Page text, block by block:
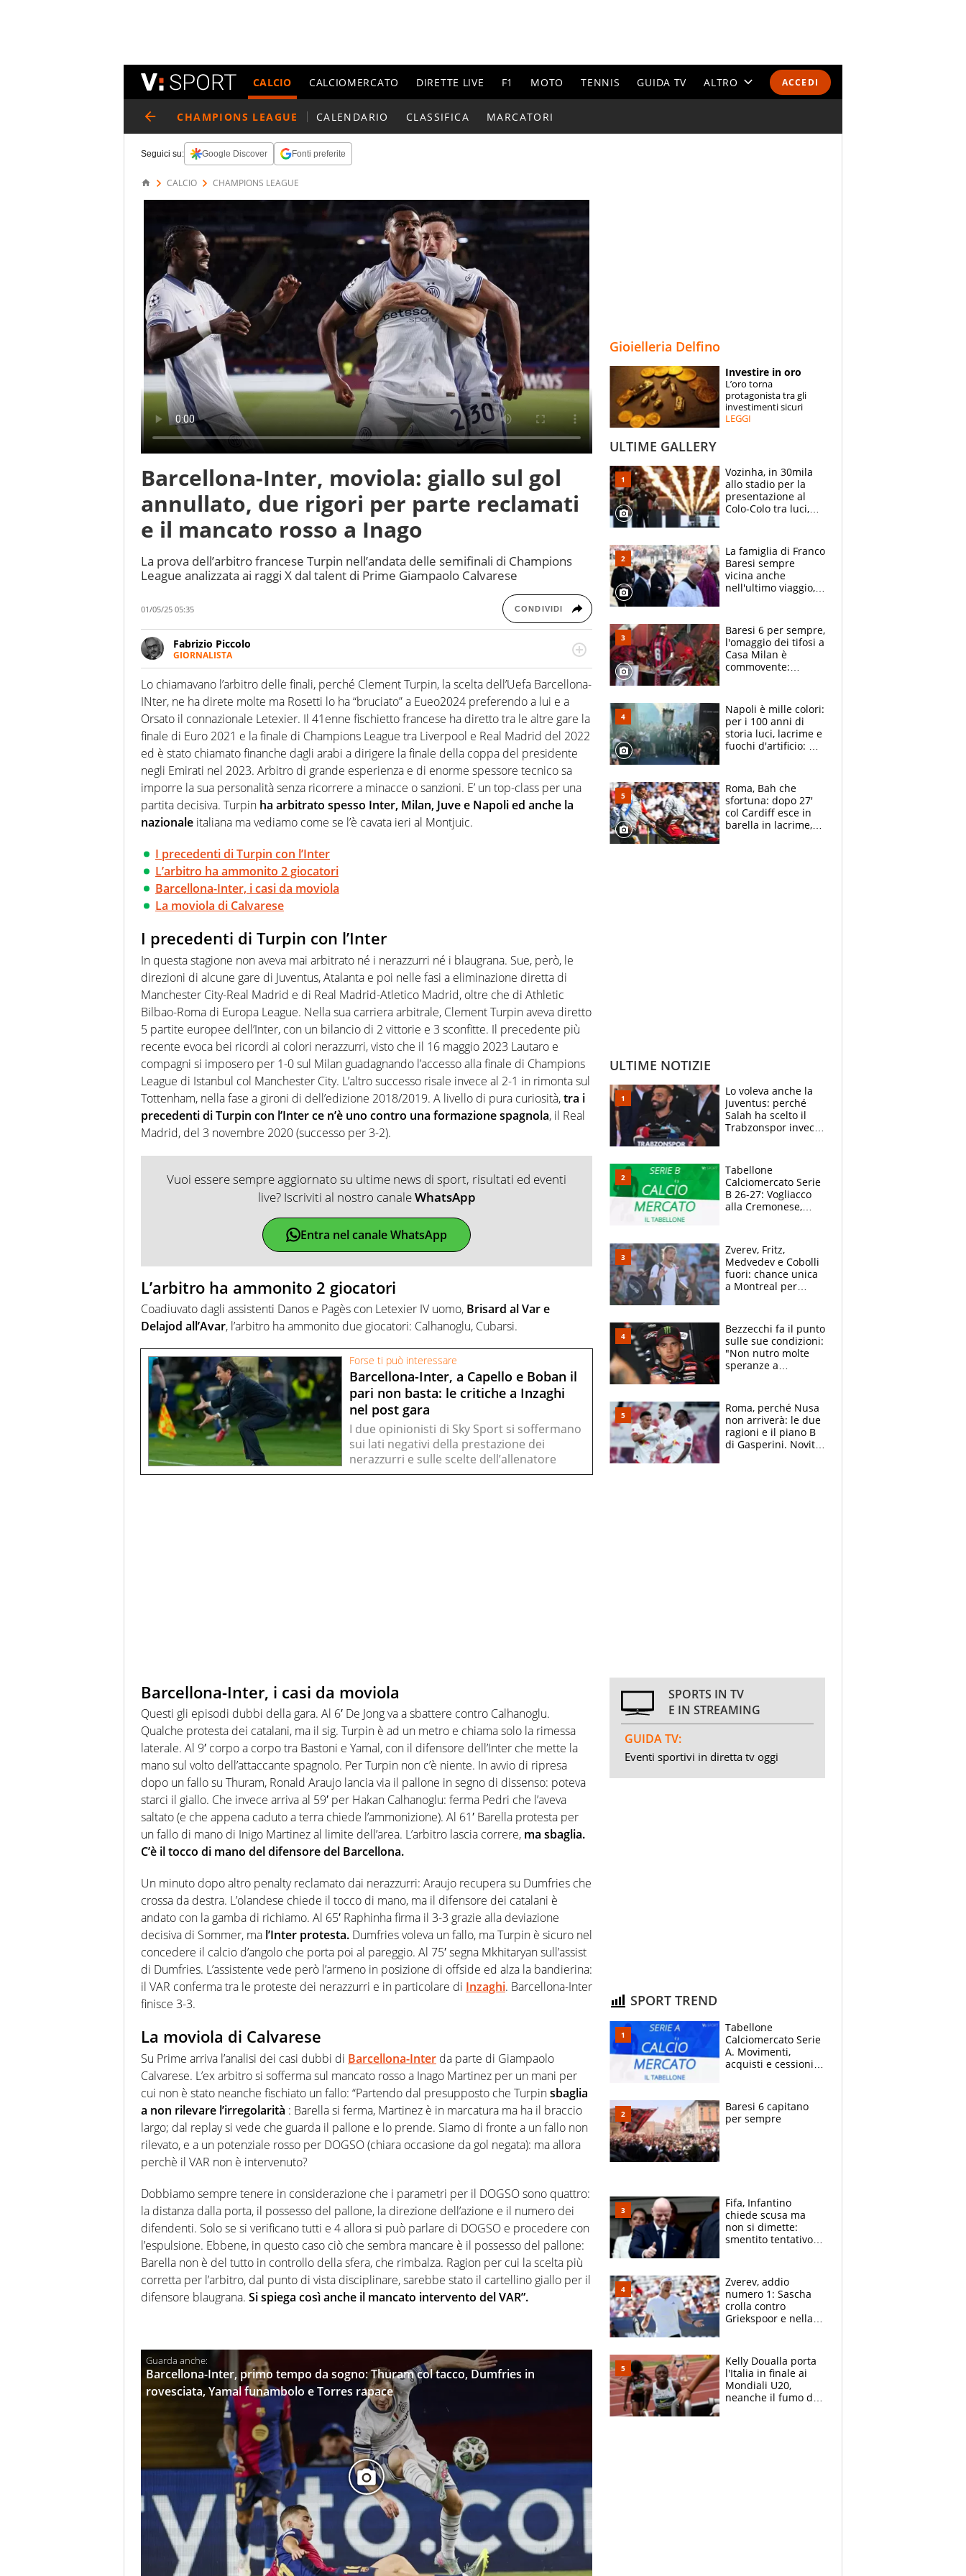
ACCEDI
CALCIO CALCIOMERCATO DIRETTE LIVE F1 MOTO TENNIS GUIDA TV ALTRO
ESPERTI
CONTATTI
CHAMPIONS LEAGUE CALENDARIO CLASSIFICA MARCATORI
Seguici su: Google Discover Fonti preferite
CALCIO CHAMPIONS LEAGUE
Barcellona-Inter, moviola: giallo sul gol
annullato, due rigori per parte reclamati
e il mancato rosso a Inago
La prova dell’arbitro francese Turpin nell’andata delle semifinali di Champions
League analizzata ai raggi X dal talent di Prime Giampaolo Calvarese
01/05/25 05:35 CONDIVIDI
Fabrizio Piccolo
GIORNALISTA
Nella sua carriera ha seguito numerose manifestazioni sportive e collaborato con
agenzie e testate. Esperienza, competenza, conoscenza e memoria storica. Si occupa
prevalentemente di calcio
Lo chiamavano l’arbitro delle finali, perché Clement Turpin, la scelta dell’Uefa Barcellona-
INter, ne ha direte molte ma Rosetti lo ha “bruciato” a Eueo2024 preferendo a lui e a
Orsato il connazionale Letexier. Il 41enne fischietto francese ha diretto tra le altre gare la
finale di Euro 2021 e la finale di Champions League tra Liverpool e Real Madrid del 2022
ed è stato chiamato finanche dagli arabi a dirigere la finale della coppa del presidente
negli Emirati nel 2023. Arbitro di grande esperienza e di enorme spessore tecnico sa
imporre la sua personalità senza ricorrere a minacce o sanzioni. E’ un top-class per una
partita decisiva. Turpin ha arbitrato spesso Inter, Milan, Juve e Napoli ed anche la
nazionale italiana ma vediamo come se l’è cavata ieri al Montjuic.
I precedenti di Turpin con l’Inter
L’arbitro ha ammonito 2 giocatori
Barcellona-Inter, i casi da moviola
La moviola di Calvarese
I precedenti di Turpin con l’Inter
In questa stagione non aveva mai arbitrato né i nerazzurri né i blaugrana. Sue, però, le
direzioni di alcune gare di Juventus, Atalanta e poi nelle fasi a eliminazione diretta di
Manchester City-Real Madrid e di Real Madrid-Atletico Madrid, oltre che di Athletic
Bilbao-Roma di Europa League. Nella sua carriera arbitrale, Clement Turpin aveva diretto
5 partite europee dell’Inter, con un bilancio di 2 vittorie e 3 sconfitte. Il precedente più
recente evoca bei ricordi ai colori nerazzurri, visto che il 16 maggio 2023 Lautaro e
compagni si imposero per 1-0 sul Milan guadagnando l’accesso alla finale di Champions
League di Istanbul col Manchester City. L’altro successo risale invece al 2-1 in rimonta sul
Tottenham, nella fase a gironi di dell’edizione 2018/2019. A livello di pura curiosità,tra i
precedenti di Turpin con l’Inter ce n’è uno contro una formazione spagnola, il Real
Madrid, del 3 novembre 2020 (successo per 3-2).
Vuoi essere sempre aggiornato su ultime news di sport, risultati ed eventi
live? Iscriviti al nostro canaleWhatsApp
Entra nel canale WhatsApp
L’arbitro ha ammonito 2 giocatori
Coadiuvato dagli assistenti Danos e Pagès con Letexier IV uomo, Brisard al Var e
Delajod all’Avar, l’arbitro ha ammonito due giocatori: Calhanoglu, Cubarsi.
Forse ti può interessare
Barcellona-Inter, a Capello e Boban il
pari non basta: le critiche a Inzaghi
nel post gara
I due opinionisti di Sky Sport si soffermano
sui lati negativi della prestazione dei
nerazzurri e sulle scelte dell’allenatore
Barcellona-Inter, i casi da moviola
Questi gli episodi dubbi della gara. Al 6′ De Jong va a sbattere contro Calhanoglu.
Qualche protesta dei catalani, ma il sig. Turpin è ad un metro e chiama solo la rimessa
laterale. Al 9′ corpo a corpo tra Bastoni e Yamal, con il difensore dell’Inter che mette la
mano sul volto dell’attaccante spagnolo. Per Turpin non c’è niente. In avvio di ripresa
dopo un fallo su Thuram, Ronald Araujo lancia via il pallone in segno di dissenso: poteva
starci il giallo. Che invece arriva al 59′ per Hakan Calhanoglu: ferma Pedri che l’aveva
saltato (e che appena caduto a terra chiede l’ammonizione). Al 61′ Barella protesta per
un fallo di mano di Inigo Martinez al limite dell’area. L’arbitro lascia correre, ma sbaglia.
C’è il tocco di mano del difensore del Barcellona.
Un minuto dopo altro penalty reclamato dai nerazzurri: Araujo recupera su Dumfries che
crossa da destra. L’olandese chiede il tocco di mano, ma il difensore dei catalani è
andato con la gamba di richiamo. Al 65′ Raphinha firma il 3-3 grazie alla deviazione
decisiva di Sommer, ma l’Inter protesta. Dumfries voleva un fallo, ma Turpin è sicuro nel
concedere il calcio d’angolo che porta poi al pareggio. Al 75′ segna Mkhitaryan sull’assist
di Dumfries. L’assistente vede però l’armeno in posizione di offside ed alza la bandierina:
il VAR conferma tra le proteste dei nerazzurri e in particolare di Inzaghi. Barcellona-Inter
finisce 3-3.
La moviola di Calvarese
Su Prime arriva l’analisi dei casi dubbi di Barcellona-Inter da parte di Giampaolo
Calvarese. L’ex arbitro si sofferma sul mancato rosso a Inago Martinez per un mani per
cui non è stato neanche fischiato un fallo: “Partendo dal presupposto che Turpinsbaglia
a non rilevare l’irregolarità : Barella si ferma, Martinez è in marcatura ma ha il braccio
largo; dal replay si vede che guarda il pallone e lo prende. Siamo di fronte a un fallo non
rilevato, e a un potenziale rosso per DOGSO (chiara occasione da gol negata): ma allora
perchè il VAR non è intervenuto?
Dobbiamo sempre tenere in considerazione che i parametri per il DOGSO sono quattro:
la distanza dalla porta, il possesso del pallone, la direzione dell’azione e il numero dei
difendenti. Solo se si verificano tutti e 4 allora si può parlare di DOGSO e procedere con
l’espulsione. Ebbene, in questo caso ciò che sembra mancare è il possesso del pallone:
Barella non è del tutto in controllo della sfera, che rimbalza. Ragion per cui la scelta più
corretta per l’arbitro, dal punto di vista disciplinare, sarebbe stato il cartellino giallo per il
difensore blaugrana. Si spiega così anche il mancato intervento del VAR”.
Barcellona-Inter, primo tempo da sogno: Thuram col tacco, Dumfries in
rovesciata, Yamal funambolo e Torres rapace
Gioielleria Delfino
Investire in oro
L’oro torna
protagonista tra gli
investimenti sicuri
LEGGI
ULTIME GALLERY
Vozinha, in 30mila
allo stadio per la
presentazione al
Colo-Colo tra luci,
La famiglia di Franco
Baresi sempre
vicina anche
nell'ultimo viaggio,
circondati
dall'affetto dei tifosi
Baresi 6 per sempre,
l'omaggio dei tifosi a
Casa Milan è
commovente:
bigliettini
Napoli è mille colori:
per i 100 anni di
storia luci, lacrime e
fuochi d'artificio: De
Roma, Bah che
sfortuna: dopo 27'
col Cardiff esce in
barella in lacrime,
ULTIME NOTIZIE
Lo voleva anche la
Juventus: perché
Salah ha scelto il
Trabzonspor invece
Tabellone
Calciomercato Serie
B 26-27: Vogliacco
alla Cremonese,
Zverev, Fritz,
Medvedev e Cobolli
fuori: chance unica
a Montreal per
attacca le palline
Bezzecchi fa il punto
sulle sue condizioni:
"Non nutro molte
speranze a
da Aragon
Roma, perché Nusa
non arriverà: le due
ragioni e il piano B
di Gasperini. Novità
SPORTS IN TV
E IN STREAMING
GUIDA TV:
Eventi sportivi in diretta tv oggi
SPORT TREND
Tabellone
Calciomercato Serie
A. Movimenti,
acquisti e cessioni:
Baresi 6 capitano
per sempre
Fifa, Infantino
chiede scusa ma
non si dimette:
smentito tentativo di
Zverev, addio
numero 1: Sascha
crolla contro
Griekspoor e nella
terzo. Quanti malori
a Montreal
Kelly Doualla porta
l'Italia in finale ai
Mondiali U20,
neanche il fumo di